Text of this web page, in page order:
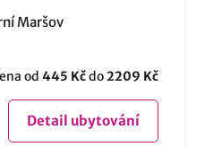
Maršov
od 445 Kčdo2209 Kč
Detail ubytování